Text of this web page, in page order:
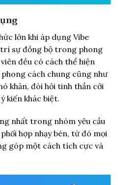
lớn khi áp dụng Vibe
sự đồng bộ trong phong
đều có cách thể hiện
cách chung cũng như
khăn, đòi hỏi tinh thần cởi
kiến khác biệt.
nhất trong nhóm yêu cầu
hợp nhạy bén, từ đó mọi
góp một cách tích cực và